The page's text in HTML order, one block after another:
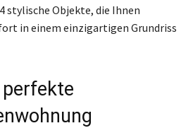
stylische Objekte, die Ihnen
in einem einzigartigen Grundriss